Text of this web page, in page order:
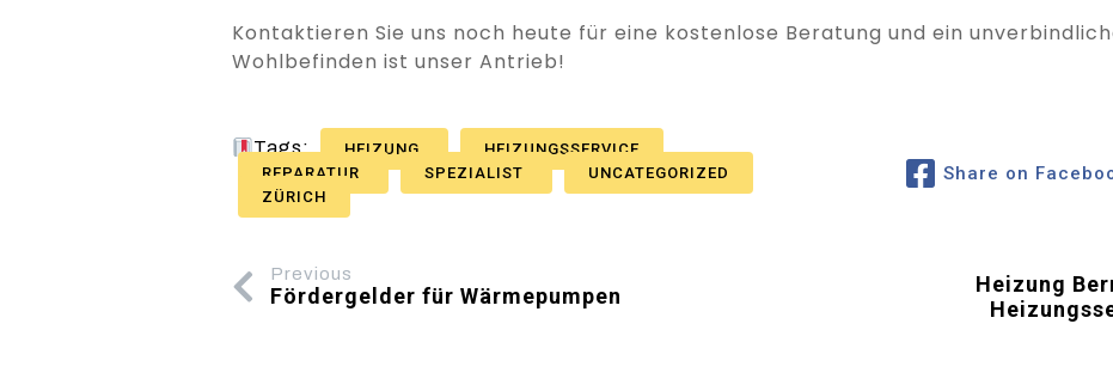
Kontaktieren Sie uns noch heute für eine kostenlose Beratung und ein
Wohlbefinden ist unser Antrieb!
Tags: HEIZUNG
HEIZUNGSSERVICE
REPARATUR
SPEZIALIST
UNCATEGORIZED
ZÜRICH
Share on
Previous
Fördergelder für Wärmepumpen
Heizung